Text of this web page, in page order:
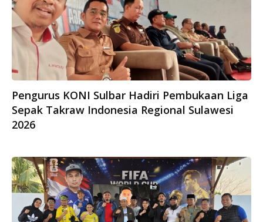
Pengurus KONI Sulbar Hadiri Pembukaan Liga
Sepak Takraw Indonesia Regional Sulawesi
2026